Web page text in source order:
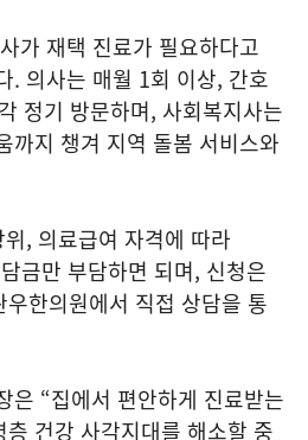
가 재택 진료가 필요하다고
. 의사는 매월 1회 이상, 간호
정기 방문하며, 사회복지사는
까지 챙겨 지역 돌봄 서비스와
, 의료급여 자격에 따라
금만 부담하면 되며, 신청은
한의원에서 직접 상담을 통
은 “집에서 편안하게 진료받는
건강 사각지대를 해소할 중